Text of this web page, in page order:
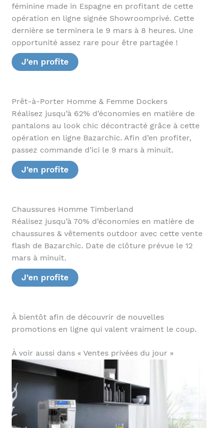
féminine made in Espagne en profitant de cette
opération en ligne signée Showroomprivé. Cette
dernière se terminera le 9 mars à 8 heures. Une
opportunité assez rare pour être partagée !
J’en profite
Prêt-à-Porter Homme & Femme Dockers
Réalisez jusqu’à 62% d’économies en matière de
pantalons au look chic décontracté grâce à cette
opération en ligne Bazarchic. Afin d’en profiter,
passez commande d’ici le 9 mars à minuit.
J’en profite
Chaussures Homme Timberland
Réalisez jusqu’à 70% d’économies en matière de
chaussures & vêtements outdoor avec cette vente
flash de Bazarchic. Date de clôture prévue le 12
mars à minuit.
J’en profite
À bientôt afin de découvrir de nouvelles
promotions en ligne qui valent vraiment le coup.
À voir aussi dans « Ventes privées du jour »